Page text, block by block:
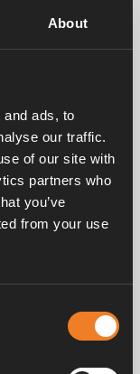
About
ads, to
our traffic.
of our site with
partners who
you’ve
from your use
à
10 mm.